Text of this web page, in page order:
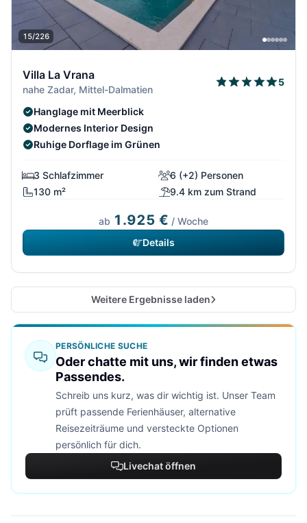
15/226
Villa La Vrana
nahe Zadar, Mittel-Dalmatien
5
Hanglage mit Meerblick
Modernes Interior Design
Ruhige Dorflage im Grünen
3 Schlafzimmer
6 (+2) Personen
130 m²
9.4 km zum Strand
ab 1.925 € / Woche
Details
Weitere Ergebnisse laden
PERSÖNLICHE SUCHE
Oder chatte mit uns, wir finden etwas
Passendes.
Schreib uns kurz, was dir wichtig ist. Unser Team
prüft passende Ferienhäuser, alternative
Reisezeiträume und versteckte Optionen
persönlich für dich.
Livechat öffnen